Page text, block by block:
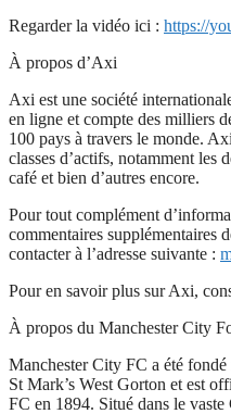
Regarder la vidéo ici : https://
À propos d’Axi
Axi est une société
en ligne et compte des milliers
100 pays à travers le monde.
classes d’actifs, notamment les
café et bien d’autres encore.
Pour tout complément
commentaires supplémentaires
contacter à l’adresse suivante :
Pour en savoir plus sur Axi,
À propos du Manchester City
Manchester City FC a été
St Mark’s West Gorton et est
FC en 1894. Situé dans le